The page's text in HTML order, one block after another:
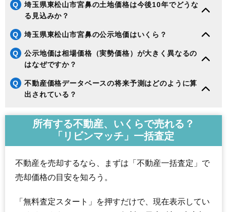
Q
埼玉県東松山市宮鼻の土地価格は今後10年でどうな
る見込みか？
Q 埼玉県東松山市宮鼻の公示地価はいくら？
Q
公示地価は相場価格（実勢価格）が大きく異なるの
はなぜですか？
Q
不動産価格データベースの将来予測はどのように算
出されている？
所有する不動産、いくらで売れる？
「リビンマッチ」一括査定
不動産を売却するなら、まずは「不動産一括査定」で
売却価格の目安を知ろう。
「無料査定スタート」を押すだけで、現在表示してい